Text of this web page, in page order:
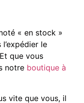
« en stock »
le
que vous
notre boutique à
vite que vous, il